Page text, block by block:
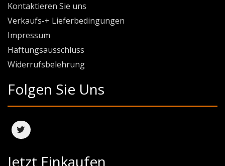
Kontaktieren Sie uns
Verkaufs-+ Lieferbedingungen
Impressum
Haftungsausschluss
Widerrufsbelehrung
Folgen Sie Uns
Jetzt Einkaufen